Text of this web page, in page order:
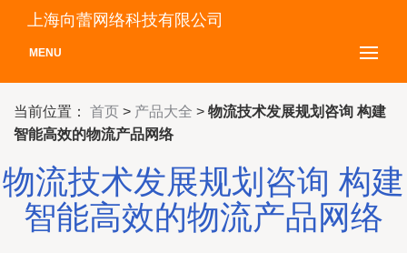
上海向蕾网络科技有限公司
MENU
当前位置： 首页 > 产品大全 > 物流技术发展规划咨询 构建
智能高效的物流产品网络
物流技术发展规划咨询 构建
智能高效的物流产品网络